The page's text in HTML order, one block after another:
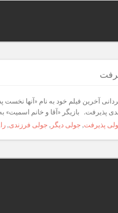
پذیرفت. بازیگر «آقا و خانم اسمیت»
پذیرفت, جولی دیگر , جولی فرزندی, را